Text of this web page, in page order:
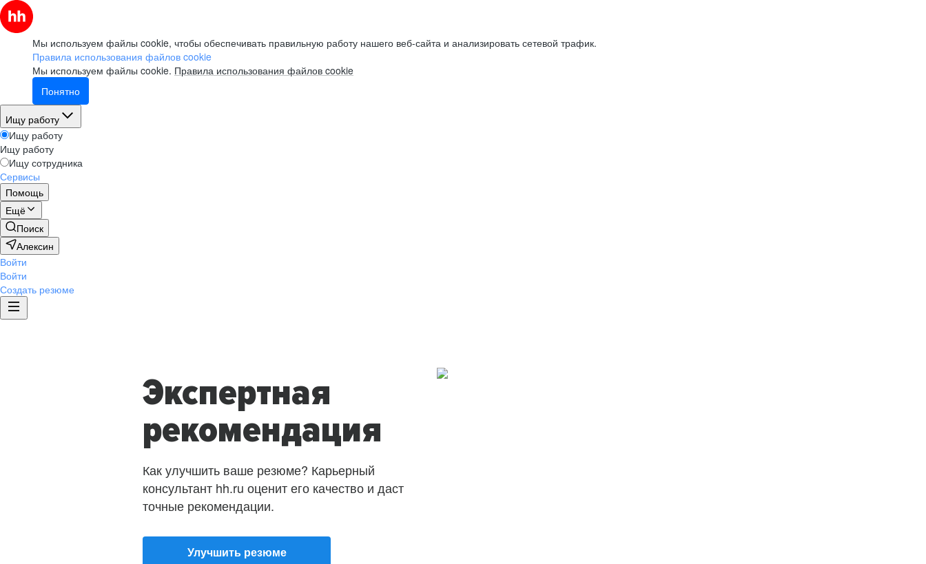
Мы используем файлы cookie, чтобы обеспечивать правильную работу нашего веб-сайта и анализировать сетевой трафик.
Правила использования файлов cookie
Мы используем файлы cookie. Правила использования файлов cookie
Понятно
Ищу работу
Ищу работу
Ищу работу
Ищу сотрудника
Сервисы
Помощь
Ещё
Поиск
Алексин
Войти
Войти
Создать резюме
Экспертная
рекомендация
Как улучшить ваше резюме? Карьерный
консультант hh.ru оценит его качество и даст
точные рекомендации.
Улучшить резюме